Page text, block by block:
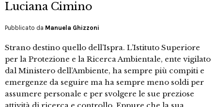
Luciana Cimino
Pubblicato da Manuela Ghizzoni
Strano destino quello dell’Ispra. L’Istituto Superiore
per la Protezione e la Ricerca Ambientale, ente vigilato
dal Ministero dell’Ambiente, ha sempre più compiti e
emergenze da seguire ma ha sempre meno soldi per
assumere personale e per svolgere le sue preziose